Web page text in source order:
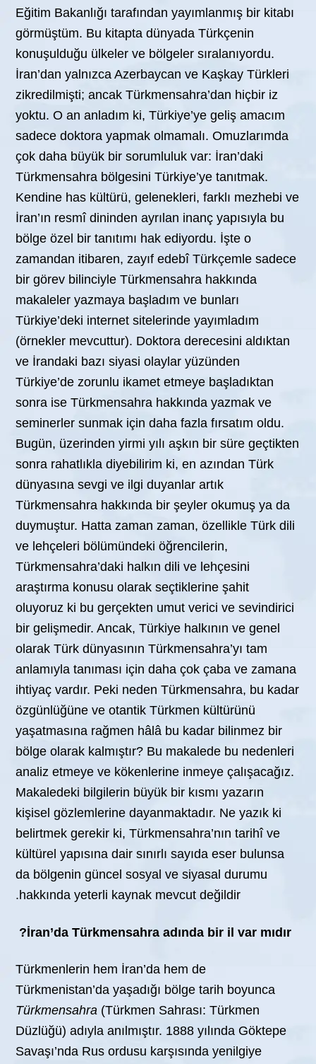
Eğitim Bakanlığı tarafından yayımlanmış bir kitabı
görmüştüm. Bu kitapta dünyada Türkçenin
konuşulduğu ülkeler ve bölgeler sıralanıyordu.
İran’dan yalnızca Azerbaycan ve Kaşkay Türkleri
zikredilmişti; ancak Türkmensahra’dan hiçbir iz
yoktu. O an anladım ki, Türkiye’ye geliş amacım
sadece doktora yapmak olmamalı. Omuzlarımda
çok daha büyük bir sorumluluk var: İran’daki
Türkmensahra bölgesini Türkiye’ye tanıtmak.
Kendine has kültürü, gelenekleri, farklı mezhebi ve
İran’ın resmî dininden ayrılan inanç yapısıyla bu
bölge özel bir tanıtımı hak ediyordu. İşte o
zamandan itibaren, zayıf edebî Türkçemle sadece
bir görev bilinciyle Türkmensahra hakkında
makaleler yazmaya başladım ve bunları
Türkiye’deki internet sitelerinde yayımladım
(örnekler mevcuttur). Doktora derecesini aldıktan
ve İrandaki bazı siyasi olaylar yüzünden
Türkiye’de zorunlu ikamet etmeye başladıktan
sonra ise Türkmensahra hakkında yazmak ve
seminerler sunmak için daha fazla fırsatım oldu.
Bugün, üzerinden yirmi yılı aşkın bir süre geçtikten
sonra rahatlıkla diyebilirim ki, en azından Türk
dünyasına sevgi ve ilgi duyanlar artık
Türkmensahra hakkında bir şeyler okumuş ya da
duymuştur. Hatta zaman zaman, özellikle Türk dili
ve lehçeleri bölümündeki öğrencilerin,
Türkmensahra’daki halkın dili ve lehçesini
araştırma konusu olarak seçtiklerine şahit
oluyoruz ki bu gerçekten umut verici ve sevindirici
bir gelişmedir. Ancak, Türkiye halkının ve genel
olarak Türk dünyasının Türkmensahra’yı tam
anlamıyla tanıması için daha çok çaba ve zamana
ihtiyaç vardır. Peki neden Türkmensahra, bu kadar
özgünlüğüne ve otantik Türkmen kültürünü
yaşatmasına rağmen hâlâ bu kadar bilinmez bir
bölge olarak kalmıştır? Bu makalede bu nedenleri
analiz etmeye ve kökenlerine inmeye çalışacağız.
Makaledeki bilgilerin büyük bir kısmı yazarın
kişisel gözlemlerine dayanmaktadır. Ne yazık ki
belirtmek gerekir ki, Türkmensahra’nın tarihî ve
kültürel yapısına dair sınırlı sayıda eser bulunsa
da bölgenin güncel sosyal ve siyasal durumu
hakkında yeterli kaynak mevcut değildir.
İran’da Türkmensahra adında bir il var mıdır?
Türkmenlerin hem İran’da hem de
Türkmenistan’da yaşadığı bölge tarih boyunca
Türkmensahra (Türkmen Sahrası: Türkmen
Düzlüğü) adıyla anılmıştır. 1888 yılında Göktepe
Savaşı’nda Rus ordusu karşısında yenilgiye